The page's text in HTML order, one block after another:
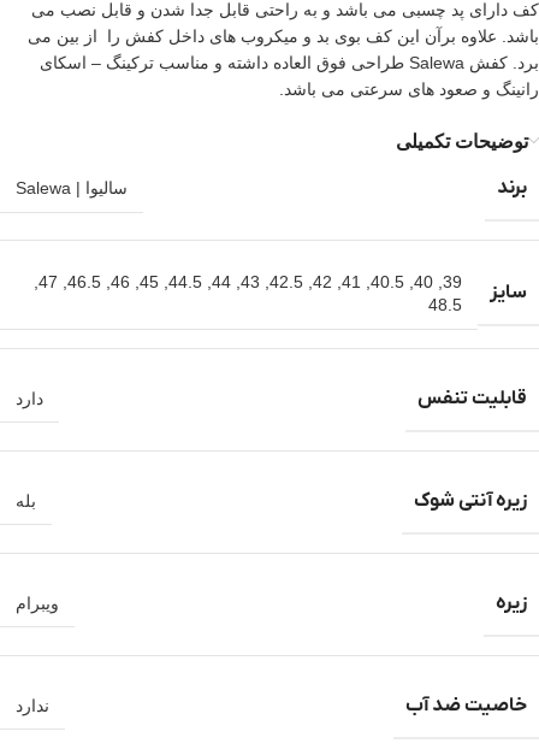
کف دارای پد چسبی می باشد و به راحتی قابل جدا شدن و قابل نصب می
باشد. علاوه برآن این کف بوی بد و میکروب های داخل کفش را از بین می
برد. کفش Salewa طراحی فوق العاده داشته و مناسب ترکینگ – اسکای
رانینگ و صعود های سرعتی می باشد.
توضیحات تکمیلی
برند سالیوا | Salewa
سایز 39
40
40.5
41
42
42.5
43
44
44.5
45
46
46.5
47
48.5
قابلیت تنفس دارد
زیره آنتی شوک بله
زیره ویبرام
خاصیت ضد آب ندارد